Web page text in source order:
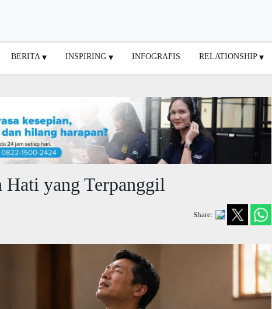
BERITA INSPIRING INFOGRAFIS RELATIONSHIP
Hati yang Terpanggil
Share: